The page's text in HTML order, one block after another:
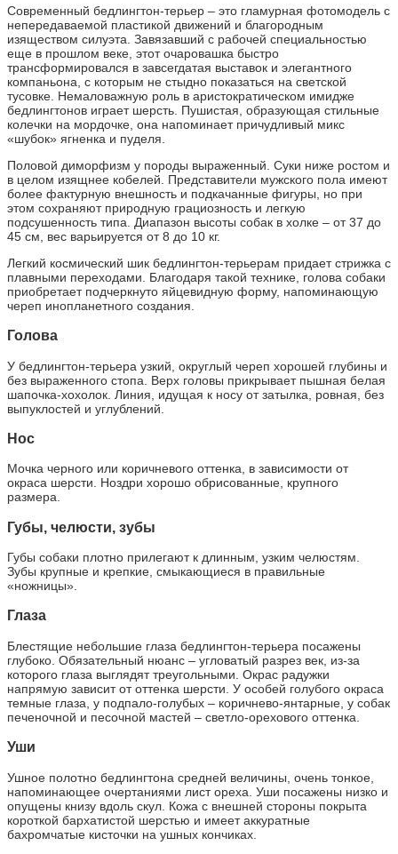
Современный бедлингтон-терьер – это гламурная фотомодель с
непередаваемой пластикой движений и благородным
изяществом силуэта. Завязавший с рабочей специальностью
еще в прошлом веке, этот очаровашка быстро
трансформировался в завсегдатая выставок и элегантного
компаньона, с которым не стыдно показаться на светской
тусовке. Немаловажную роль в аристократическом имидже
бедлингтонов играет шерсть. Пушистая, образующая стильные
колечки на мордочке, она напоминает причудливый микс
«шубок» ягненка и пуделя.
Половой диморфизм у породы выраженный. Суки ниже ростом и
в целом изящнее кобелей. Представители мужского пола имеют
более фактурную внешность и подкачанные фигуры, но при
этом сохраняют природную грациозность и легкую
подсушенность типа. Диапазон высоты собак в холке – от 37 до
45 см, вес варьируется от 8 до 10 кг.
Легкий космический шик бедлингтон-терьерам придает стрижка с
плавными переходами. Благодаря такой технике, голова собаки
приобретает подчеркнуто яйцевидную форму, напоминающую
череп инопланетного создания.
Голова
У бедлингтон-терьера узкий, округлый череп хорошей глубины и
без выраженного стопа. Верх головы прикрывает пышная белая
шапочка-хохолок. Линия, идущая к носу от затылка, ровная, без
выпуклостей и углублений.
Нос
Мочка черного или коричневого оттенка, в зависимости от
окраса шерсти. Ноздри хорошо обрисованные, крупного
размера.
Губы, челюсти, зубы
Губы собаки плотно прилегают к длинным, узким челюстям.
Зубы крупные и крепкие, смыкающиеся в правильные
«ножницы».
Глаза
Блестящие небольшие глаза бедлингтон-терьера посажены
глубоко. Обязательный нюанс – угловатый разрез век, из-за
которого глаза выглядят треугольными. Окрас радужки
напрямую зависит от оттенка шерсти. У особей голубого окраса
темные глаза, у подпало-голубых – коричнево-янтарные, у собак
печеночной и песочной мастей – светло-орехового оттенка.
Уши
Ушное полотно бедлингтона средней величины, очень тонкое,
напоминающее очертаниями лист ореха. Уши посажены низко и
опущены книзу вдоль скул. Кожа с внешней стороны покрыта
короткой бархатистой шерстью и имеет аккуратные
бахромчатые кисточки на ушных кончиках.